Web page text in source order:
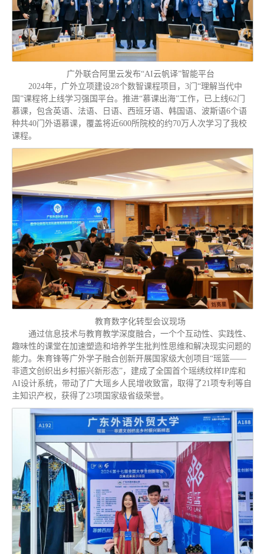
广外联合阿里云发布“AI云帆译”智能平台
2024年，广外立项建设28个数智课程项目，3门“理解当代中
国”课程将上线学习强国平台。推进“慕课出海”工作，已上线62门
慕课，包含英语、法语、日语、西班牙语、韩国语、波斯语6个语
种共40门外语慕课，覆盖将近600所院校的约70万人次学习了我校
课程。
教育数字化转型会议现场
通过信息技术与教育教学深度融合，一个个互动性、实践性、
趣味性的课堂在加速塑造和培养学生批判性思维和解决现实问题的
能力。朱育锋等广外学子融合创新开展国家级大创项目“瑶篮——
非遗文创织出乡村振兴新形态”，建成了全国首个瑶绣纹样IP库和
AI设计系统，带动了广大瑶乡人民增收致富，取得了21项专利等自
主知识产权，获得了23项国家级省级荣誉。